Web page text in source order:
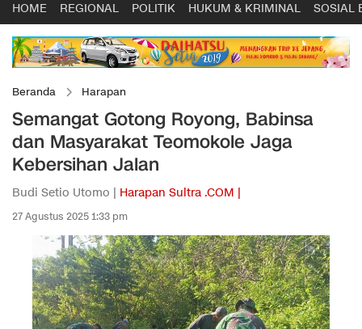
HOME REGIONAL POLITIK HUKUM & KRIMINAL SOSIAL
Beranda Harapan
Semangat Gotong Royong, Babinsa
dan Masyarakat Teomokole Jaga
Kebersihan Jalan
Budi Setio Utomo | Harapan Sultra .COM |
27 Agustus 2025 1:33 pm